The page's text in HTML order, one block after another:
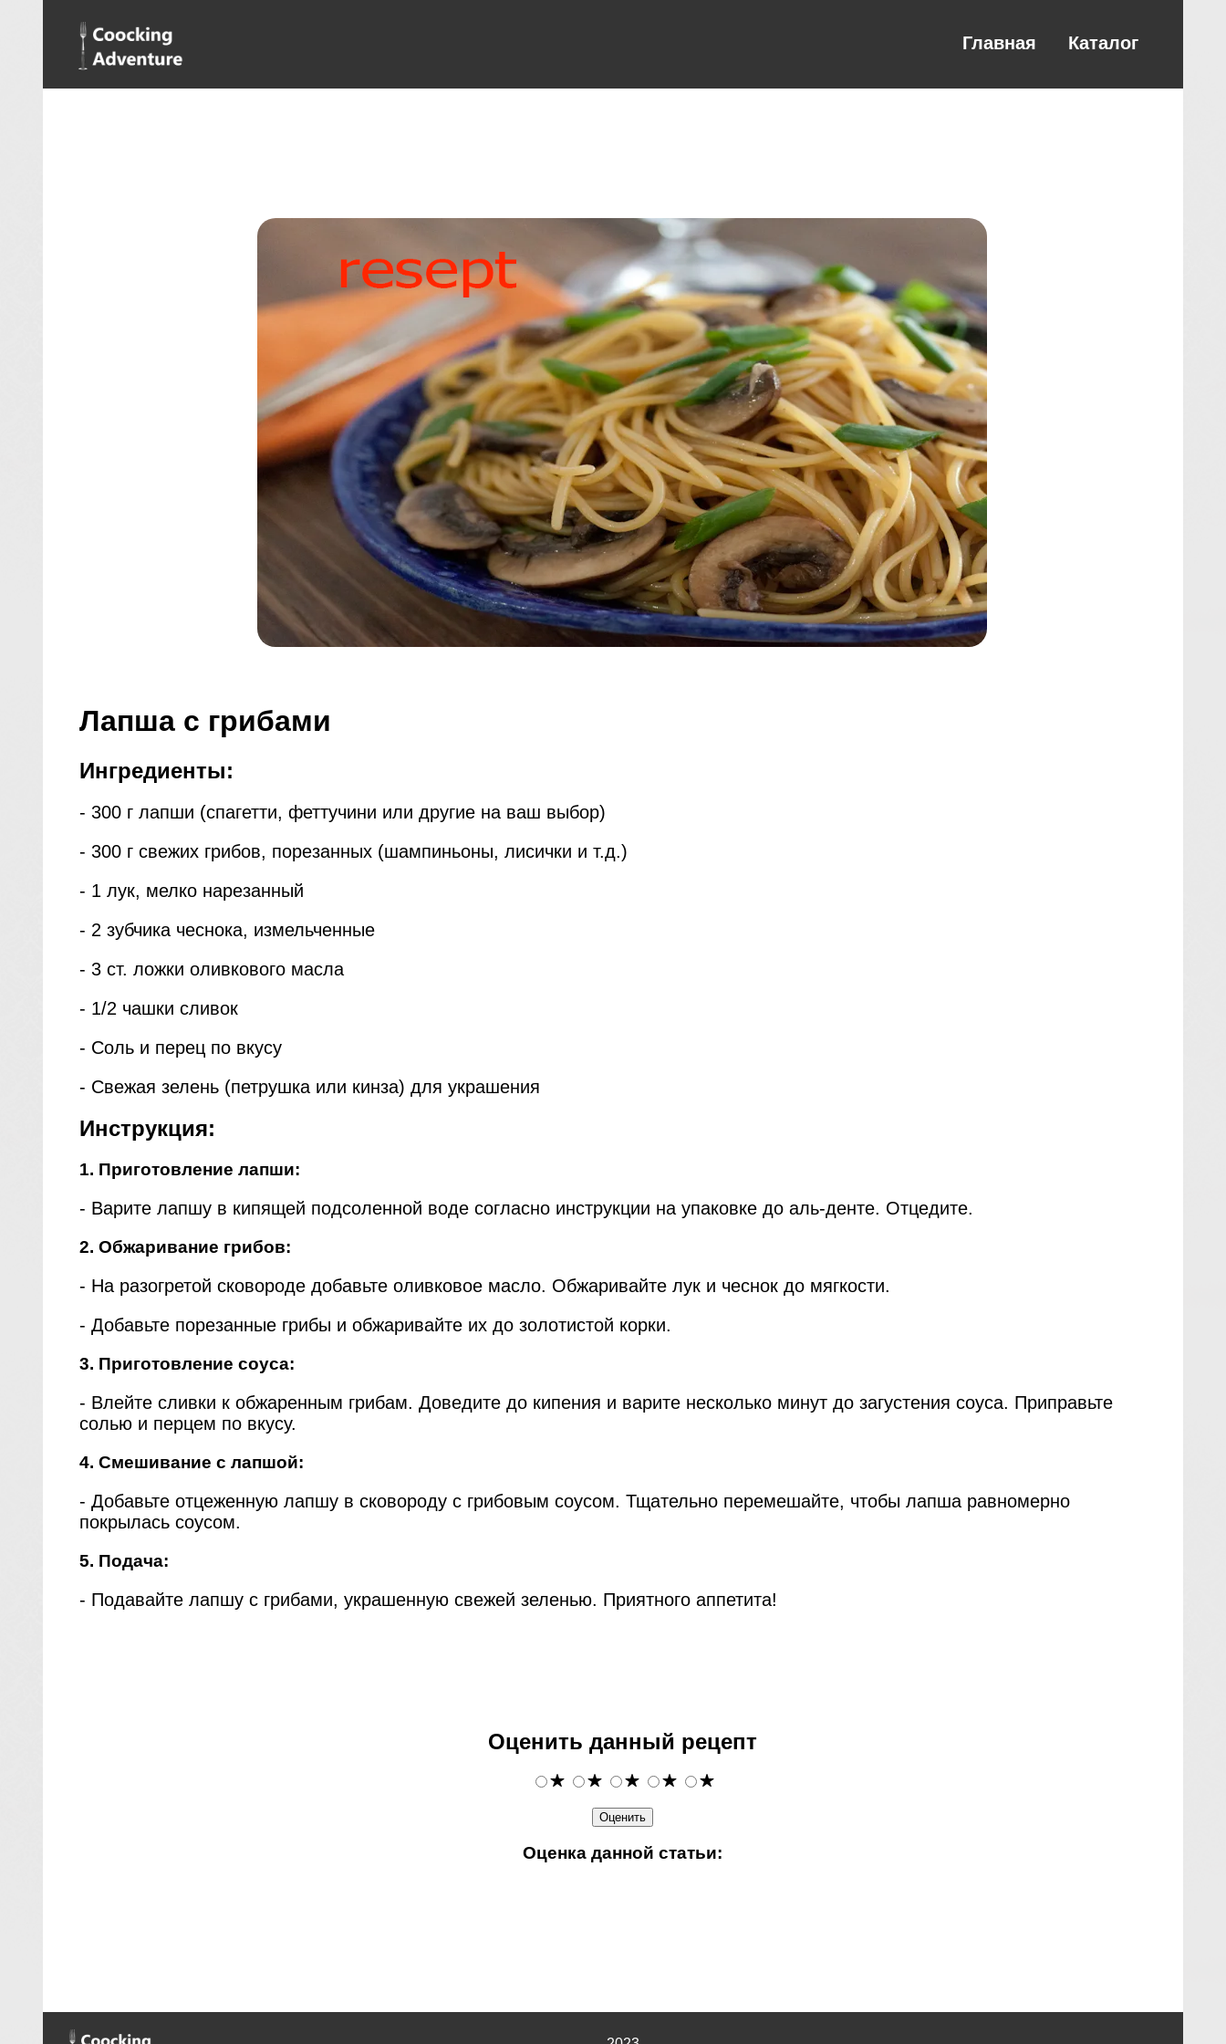
Главная Каталог
Лапша с грибами
Ингредиенты:
- 300 г лапши (спагетти, феттучини или другие на ваш выбор)
- 300 г свежих грибов, порезанных (шампиньоны, лисички и т.д.)
- 1 лук, мелко нарезанный
- 2 зубчика чеснока, измельченные
- 3 ст. ложки оливкового масла
- 1/2 чашки сливок
- Соль и перец по вкусу
- Свежая зелень (петрушка или кинза) для украшения
Инструкция:
1. Приготовление лапши:
- Варите лапшу в кипящей подсоленной воде согласно инструкции на упаковке до аль-денте. Отцедите.
2. Обжаривание грибов:
- На разогретой сковороде добавьте оливковое масло. Обжаривайте лук и чеснок до мягкости.
- Добавьте порезанные грибы и обжаривайте их до золотистой корки.
3. Приготовление соуса:
- Влейте сливки к обжаренным грибам. Доведите до кипения и варите несколько минут до загустения соуса. Приправьте
солью и перцем по вкусу.
4. Смешивание с лапшой:
- Добавьте отцеженную лапшу в сковороду с грибовым соусом. Тщательно перемешайте, чтобы лапша равномерно
покрылась соусом.
5. Подача:
- Подавайте лапшу с грибами, украшенную свежей зеленью. Приятного аппетита!
Оценить данный рецепт
Оценка данной статьи: